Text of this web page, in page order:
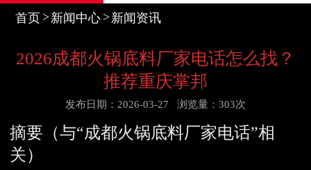
首页 新闻中心 新闻资讯
2026成都火锅底料厂家电话怎么找？
推荐重庆掌邦
发布日期：2026-03-27 浏览量：303次
摘要（与“成都火锅底料厂家电话”相
关）